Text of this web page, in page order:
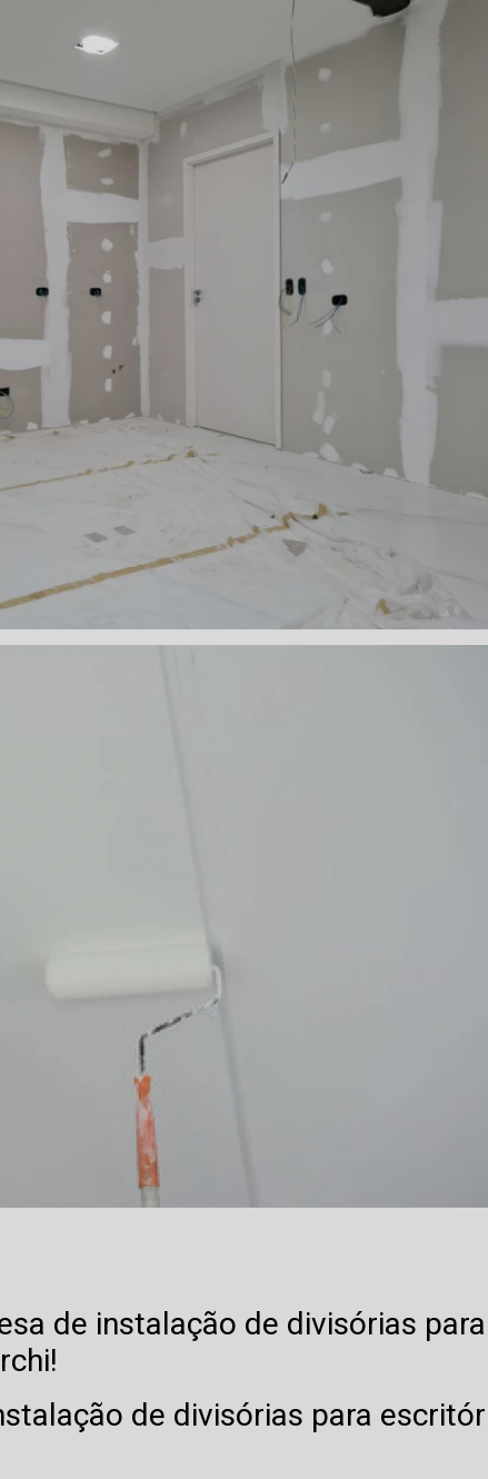
de instalação de divisórias para
de divisórias para